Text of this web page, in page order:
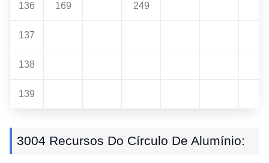
136 169 249
137
138
139
3004 Recursos Do Círculo De Alumínio: